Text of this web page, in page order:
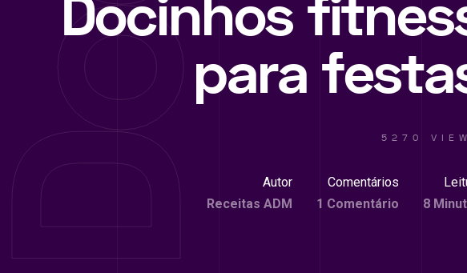
Docinhos
para
5270
Autor
Receitas ADM
Comentários
1 Comentário
8